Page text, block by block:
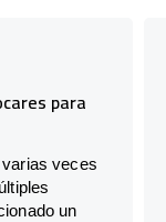
para
veces
un